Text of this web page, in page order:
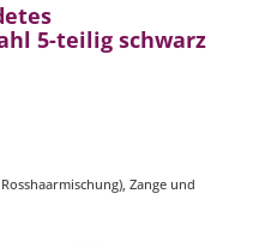
5-teilig schwarz
Zange und